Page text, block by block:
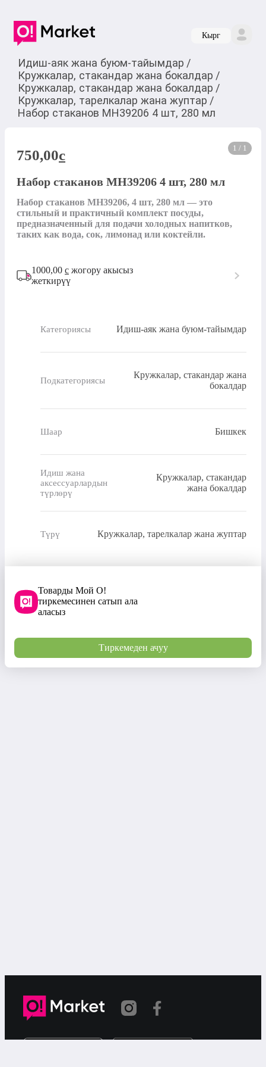
Кырг
Идиш-аяк жана буюм-тайымдар /
Кружкалар, стакандар жана бокалдар /
Кружкалар, стакандар жана бокалдар /
Кружкалар, тарелкалар жана жуптар /
Набор стаканов MH39206 4 шт, 280 мл
1 / 1
750,00c
Набор стаканов MH39206 4 шт, 280 мл
Набор стаканов MH39206, 4 шт, 280 мл — это
стильный и практичный комплект посуды,
предназначенный для подачи холодных напитков,
таких как вода, сок, лимонад или коктейли.
1000,00 с жогору акысыз
жеткирүү
Категориясы Идиш-аяк жана буюм-тайымдар
Подкатегориясы
Кружкалар, стакандар жана
бокалдар
Шаар Бишкек
Идиш жана
аксессуарлардын
түрлөрү
Кружкалар, стакандар
жана бокалдар
Түрү Кружкалар, тарелкалар жана жуптар
Товарды Мой О!
тиркемесинен сатып ала
аласыз
Тиркемеден ачуу